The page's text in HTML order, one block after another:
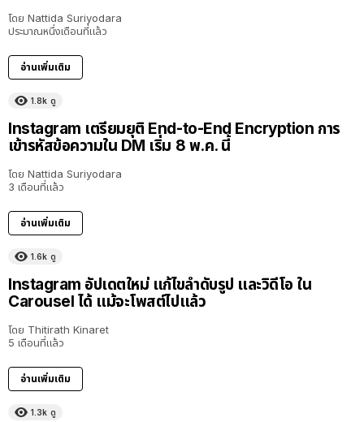
โดย Nattida Suriyodara
ประมาณหนึ่งเดือนที่แล้ว
อ่านเพิ่มเติม
1.8k ดู
Instagram เตรียมยุติ End-to-End Encryption การ
เข้ารหัสข้อความใน DM เริ่ม 8 พ.ค. นี้
โดย Nattida Suriyodara
3 เดือนที่แล้ว
อ่านเพิ่มเติม
1.6k ดู
Instagram อัปเดตใหม่ แก้ไขลำดับรูป และวิดีโอ ใน
Carousel ได้ แม้จะโพสต์ไปแล้ว
โดย Thitirath Kinaret
5 เดือนที่แล้ว
อ่านเพิ่มเติม
1.3k ดู